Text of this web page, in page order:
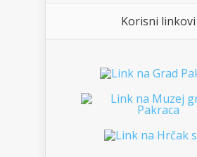
Korisni linkovi